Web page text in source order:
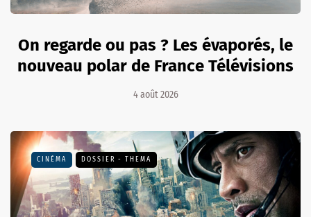
On regarde ou pas ? Les évaporés, le
nouveau polar de France Télévisions
4 août 2026
CINÉMA DOSSIER - THEMA